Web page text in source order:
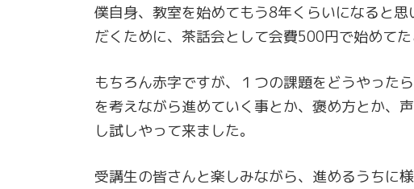
僕自身、教室を始めてもう8年くらいになると
だくために、茶話会として会費500円で始めてた
もちろん赤字ですが、１つの課題をどうやった
を考えながら進めていく事とか、褒め方とか、
し試しやって来ました。
受講生の皆さんと楽しみながら、進めるうちに